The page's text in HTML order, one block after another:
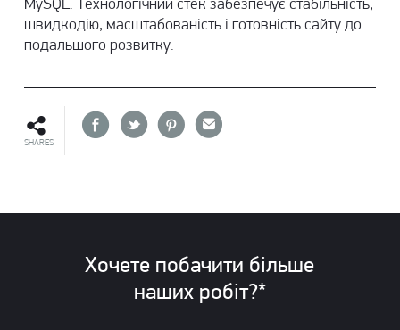
MySQL. Технологічний стек забезпечує стабільність,
швидкодію, масштабованість і готовність сайту до
подальшого розвитку.
SHARES
Хочете побачити більше
наших робіт?*